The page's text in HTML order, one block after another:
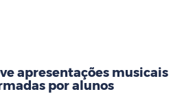
apresentações musicais
por alunos